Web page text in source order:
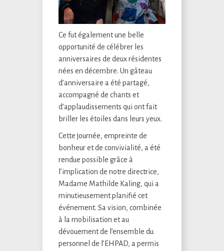
Ce fut également une belle
opportunité de célébrer les
anniversaires de deux résidentes
nées en décembre. Un gâteau
d’anniversaire a été partagé,
accompagné de chants et
d’applaudissements qui ont fait
briller les étoiles dans leurs yeux.
Cette journée, empreinte de
bonheur et de convivialité, a été
rendue possible grâce à
l’implication de notre directrice,
Madame Mathilde Kaling, qui a
minutieusement planifié cet
événement. Sa vision, combinée
à la mobilisation et au
dévouement de l’ensemble du
personnel de l’EHPAD, a permis